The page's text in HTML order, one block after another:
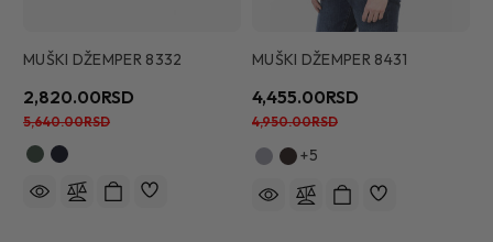
MUŠKI DŽEMPER 8332
2,820.00RSD
5,640.00RSD
MUŠKI DŽEMPER 8431
4,455.00RSD
4,950.00RSD
+5